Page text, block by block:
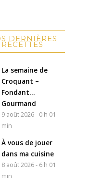
DERNIÈRES
RECETTES
La semaine de
Croquant –
Fondant…
Gourmand
9 août 2026 - 0 h 01
min
À vous de jouer
dans ma cuisine
8 août 2026 - 6 h 01
min